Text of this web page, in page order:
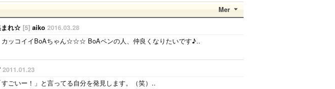
Mer
まれ☆ [5] aiko 2016.03.28
カッコイイBoAちゃん☆☆☆ BoAペンの人、仲良くなりたいです♪..
2011.01.23
ごいー！」と言ってる自分を発見します。（笑）..